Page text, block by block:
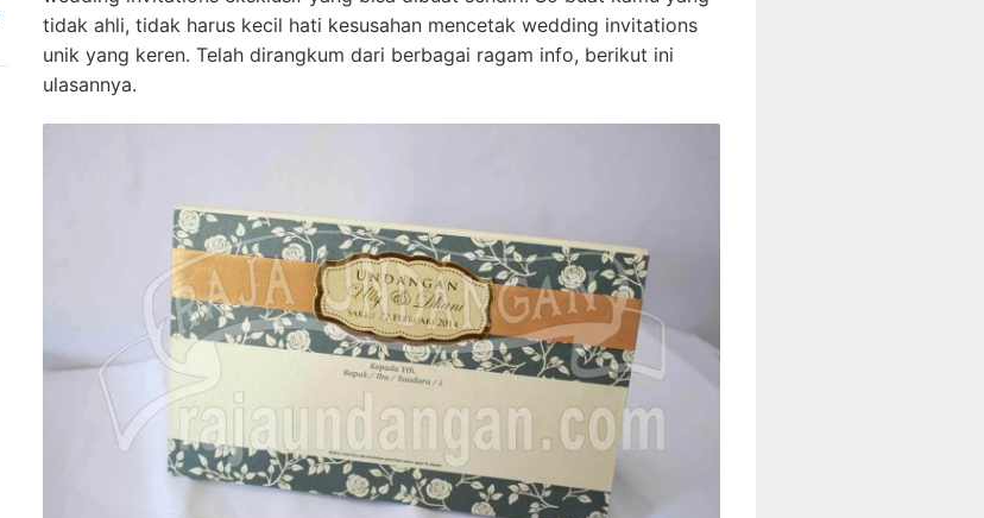
tidak ahli, tidak harus kecil hati kesusahan mencetak wedding invitations
unik yang keren. Telah dirangkum dari berbagai ragam info, berikut ini
ulasannya.